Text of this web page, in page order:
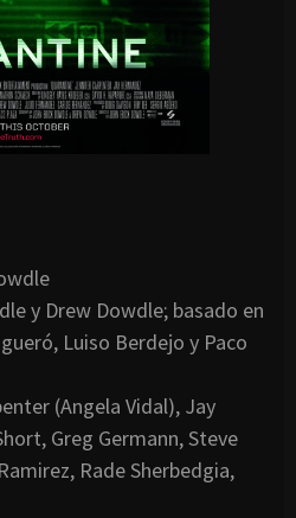
y Drew Dowdle; basado en
Luiso Berdejo y Paco
(Angela Vidal), Jay
Greg Germann, Steve
Rade Sherbedgia,